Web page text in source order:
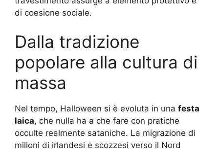
di coesione sociale.
Dalla tradizione
popolare alla cultura di
massa
Nel tempo, Halloween si è evoluta in una festa
laica, che nulla ha a che fare con pratiche
occulte realmente sataniche. La migrazione di
milioni di irlandesi e scozzesi verso il Nord